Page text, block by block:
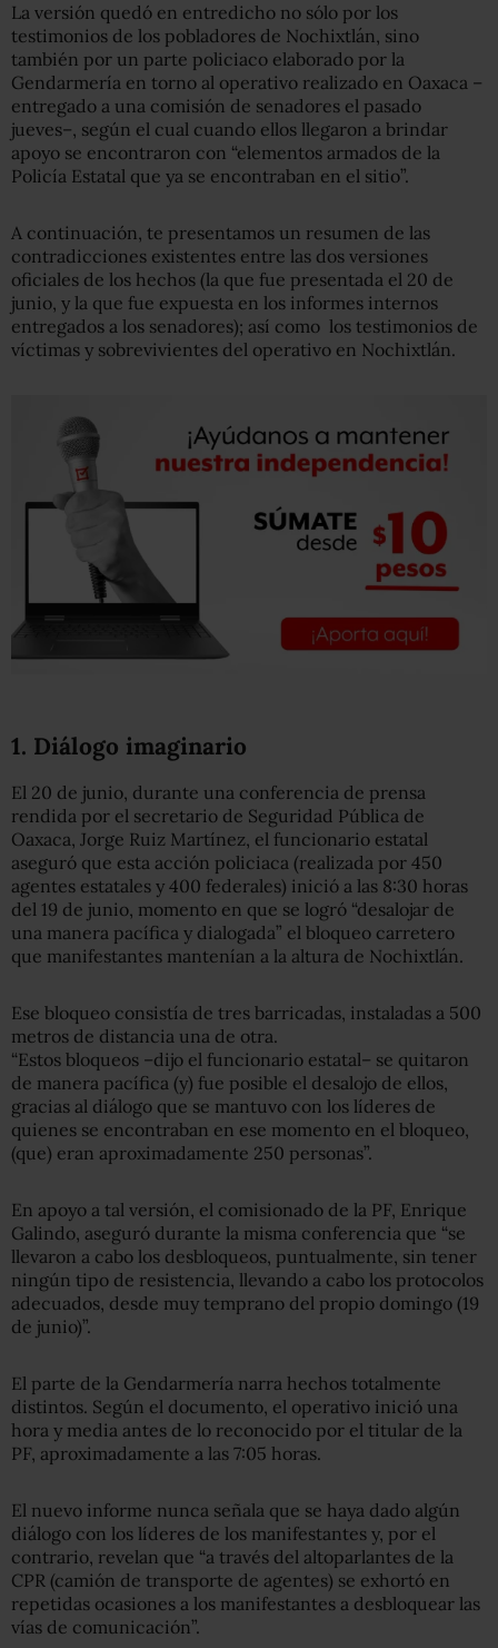
La versión quedó en entredicho no sólo por los
testimonios de los pobladores de Nochixtlán, sino
también por un parte policiaco elaborado por la
Gendarmería en torno al operativo realizado en Oaxaca –
entregado a una comisión de senadores el pasado
jueves–, según el cual cuando ellos llegaron a brindar
apoyo se encontraron con “elementos armados de la
Policía Estatal que ya se encontraban en el sitio”.
A continuación, te presentamos un resumen de las
contradicciones existentes entre las dos versiones
oficiales de los hechos (la que fue presentada el 20 de
junio, y la que fue expuesta en los informes internos
entregados a los senadores); así como los testimonios de
víctimas y sobrevivientes del operativo en Nochixtlán.
1. Diálogo imaginario
El 20 de junio, durante una conferencia de prensa
rendida por el secretario de Seguridad Pública de
Oaxaca, Jorge Ruiz Martínez, el funcionario estatal
aseguró que esta acción policiaca (realizada por 450
agentes estatales y 400 federales) inició a las 8:30 horas
del 19 de junio, momento en que se logró “desalojar de
una manera pacífica y dialogada” el bloqueo carretero
que manifestantes mantenían a la altura de Nochixtlán.
Ese bloqueo consistía de tres barricadas, instaladas a 500
metros de distancia una de otra.
“Estos bloqueos –dijo el funcionario estatal– se quitaron
de manera pacífica (y) fue posible el desalojo de ellos,
gracias al diálogo que se mantuvo con los líderes de
quienes se encontraban en ese momento en el bloqueo,
(que) eran aproximadamente 250 personas”.
En apoyo a tal versión, el comisionado de la PF, Enrique
Galindo, aseguró durante la misma conferencia que “se
llevaron a cabo los desbloqueos, puntualmente, sin tener
ningún tipo de resistencia, llevando a cabo los protocolos
adecuados, desde muy temprano del propio domingo (19
de junio)”.
El parte de la Gendarmería narra hechos totalmente
distintos. Según el documento, el operativo inició una
hora y media antes de lo reconocido por el titular de la
PF, aproximadamente a las 7:05 horas.
El nuevo informe nunca señala que se haya dado algún
diálogo con los líderes de los manifestantes y, por el
contrario, revelan que “a través del altoparlantes de la
CPR (camión de transporte de agentes) se exhortó en
repetidas ocasiones a los manifestantes a desbloquear las
vías de comunicación”.